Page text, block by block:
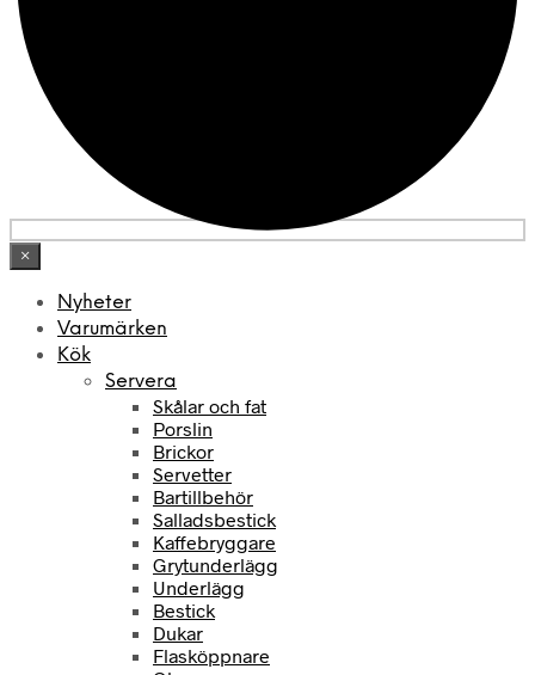
×
Nyheter
Varumärken
Kök
Servera
Skålar och fat
Porslin
Brickor
Servetter
Bartillbehör
Salladsbestick
Kaffebryggare
Grytunderlägg
Underlägg
Bestick
Dukar
Flasköppnare